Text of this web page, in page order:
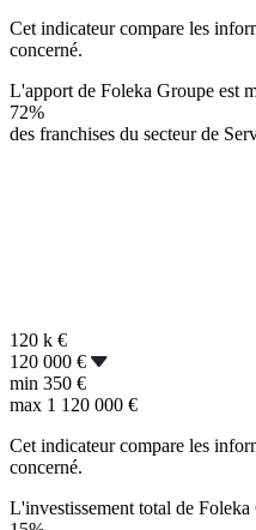
Cet indicateur compare les
concerné.
L'apport de Foleka Groupe est
72%
des franchises du secteur de
120 k €
120 000 €
min 350 €
max 1 120 000 €
Cet indicateur compare les
concerné.
L'investissement total de